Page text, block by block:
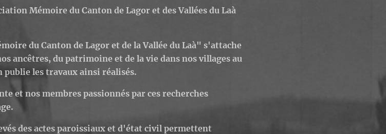
Mémoire du Canton de Lagor et des Vallées du Laà
du Canton de Lagor et de la Vallée du Laà" s'attache
ancêtres, du patrimoine et de la vie dans nos villages au
publie les travaux ainsi réalisés.
et nos membres passionnés par ces recherches
des actes paroissiaux et d'état civil permettent